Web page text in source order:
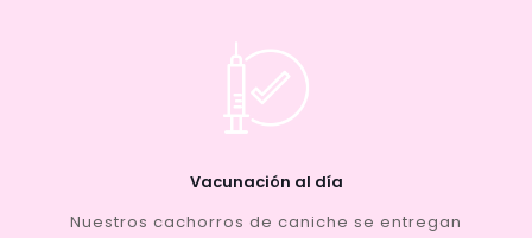
Vacunación al día
Nuestros cachorros de caniche se entregan